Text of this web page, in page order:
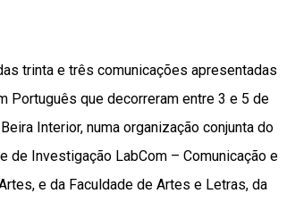
trinta e três comunicações apresentadas
Português que decorreram entre 3 e 5 de
Interior, numa organização conjunta do
de Investigação LabCom – Comunicação e
e da Faculdade de Artes e Letras, da